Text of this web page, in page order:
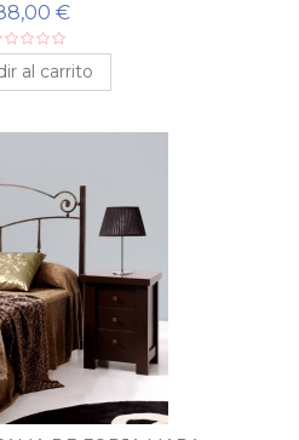
€
al carrito